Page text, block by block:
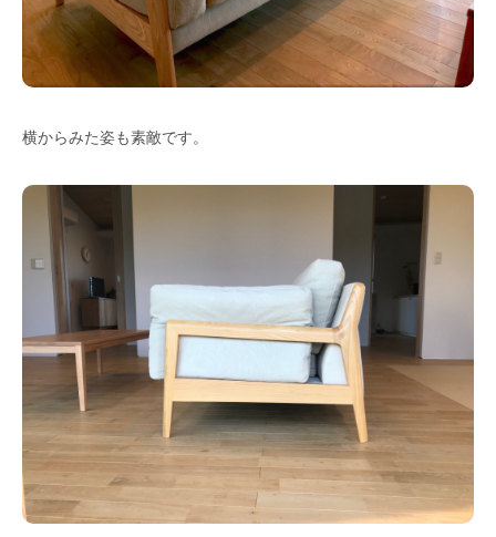
横からみた姿も素敵です。